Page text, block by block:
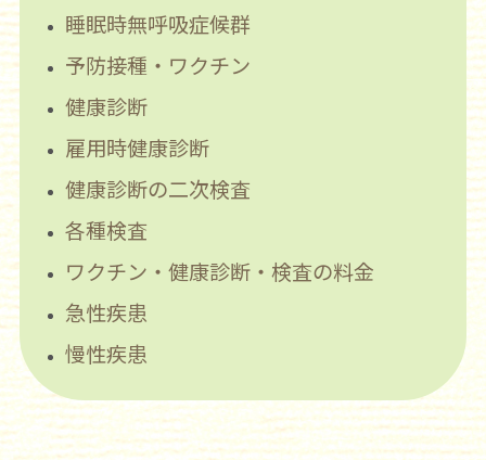
睡眠時無呼吸症候群
予防接種・ワクチン
健康診断
雇用時健康診断
健康診断の二次検査
各種検査
ワクチン・健康診断・検査の料金
急性疾患
慢性疾患